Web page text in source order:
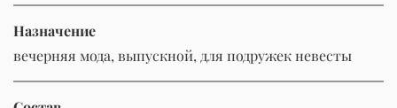
Назначение
вечерняя мода, выпускной, для подружек невесты